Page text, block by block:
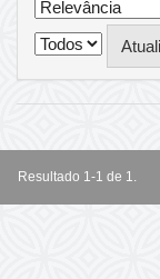
Resultado 1-1 de 1.